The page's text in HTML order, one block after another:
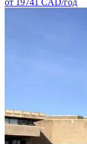
от 19741 CAD/год